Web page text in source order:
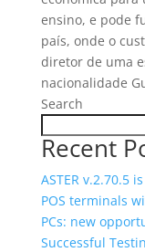
ensino, e pode
país, onde o
diretor de uma
nacionalidade
Search
Recent
ASTER v.2.70.5
POS terminals
PCs: new
Successful